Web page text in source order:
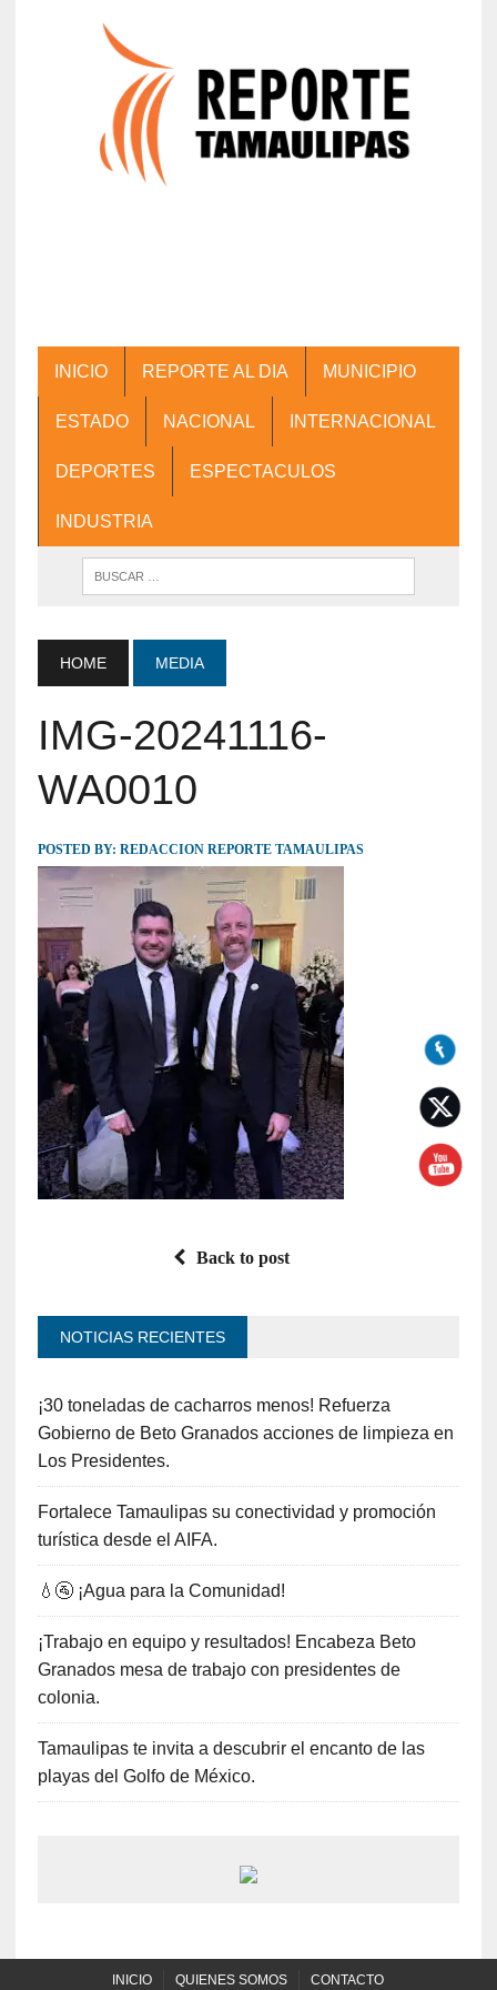
INICIO REPORTE AL DIA MUNICIPIO
ESTADO NACIONAL INTERNACIONAL
DEPORTES ESPECTACULOS
INDUSTRIA
HOME MEDIA
IMG-20241116-
WA0010
POSTED BY: REDACCION REPORTE TAMAULIPAS
Back to post
NOTICIAS RECIENTES
¡30 toneladas de cacharros menos! Refuerza
Gobierno de Beto Granados acciones de limpieza en
Los Presidentes.
Fortalece Tamaulipas su conectividad y promoción
turística desde el AIFA.
💧🚰 ¡Agua para la Comunidad!
¡Trabajo en equipo y resultados! Encabeza Beto
Granados mesa de trabajo con presidentes de
colonia.
Tamaulipas te invita a descubrir el encanto de las
playas del Golfo de México.
INICIO QUIENES SOMOS CONTACTO